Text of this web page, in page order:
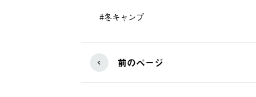
#冬キャンプ
前のページ